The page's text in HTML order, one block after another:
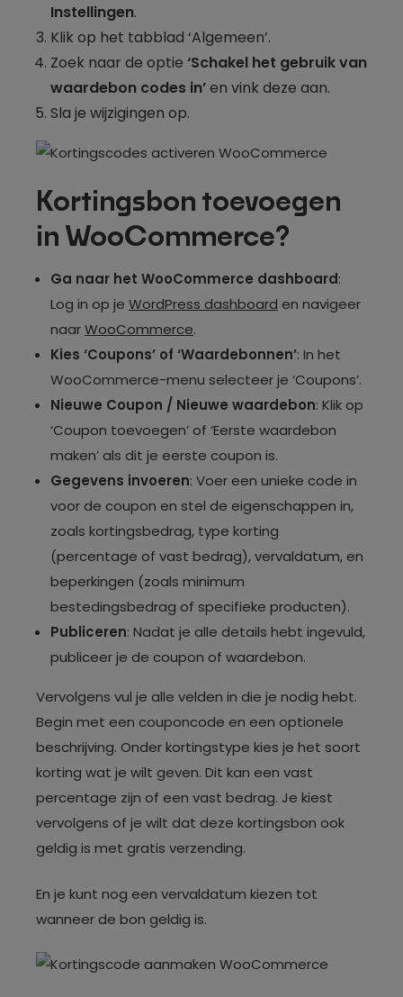
Instellingen.
Klik op het tabblad ‘Algemeen’.
Zoek naar de optie ‘Schakel het gebruik van
waardebon codes in’en vink deze aan.
Sla je wijzigingen op.
Kortingsbon toevoegen
in WooCommerce?
Ga naar het WooCommerce dashboard:
Log in op je WordPress dashboard en navigeer
naarWooCommerce.
Kies ‘Coupons’ of ‘Waardebonnen’: In het
WooCommerce-menu selecteer je ‘Coupons’.
Nieuwe Coupon / Nieuwe waardebon: Klik op
‘Coupon toevoegen’ of ‘Eerste waardebon
maken’ als dit je eerste coupon is.
Gegevens invoeren: Voer een unieke code in
voor de coupon en stel de eigenschappen in,
zoals kortingsbedrag, type korting
(percentage of vast bedrag), vervaldatum, en
beperkingen (zoals minimum
bestedingsbedrag of specifieke producten).
Publiceren: Nadat je alle details hebt ingevuld,
publiceer je de coupon of waardebon.
Vervolgens vul je alle velden in die je nodig hebt.
Begin met een couponcode en een optionele
beschrijving. Onder kortingstype kies je het soort
korting wat je wilt geven. Dit kan een vast
percentage zijn of een vast bedrag. Je kiest
vervolgens of je wilt dat deze kortingsbon ook
geldig is met gratis verzending.
En je kunt nog een vervaldatum kiezen tot
wanneer de bon geldig is.